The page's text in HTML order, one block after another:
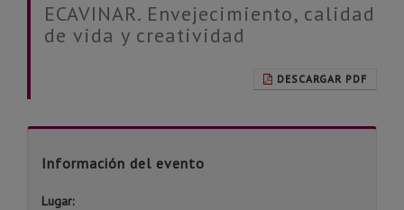
ECAVINAR. Envejecimiento, calidad
de vida y creatividad
DESCARGAR PDF
Información del evento
Lugar: